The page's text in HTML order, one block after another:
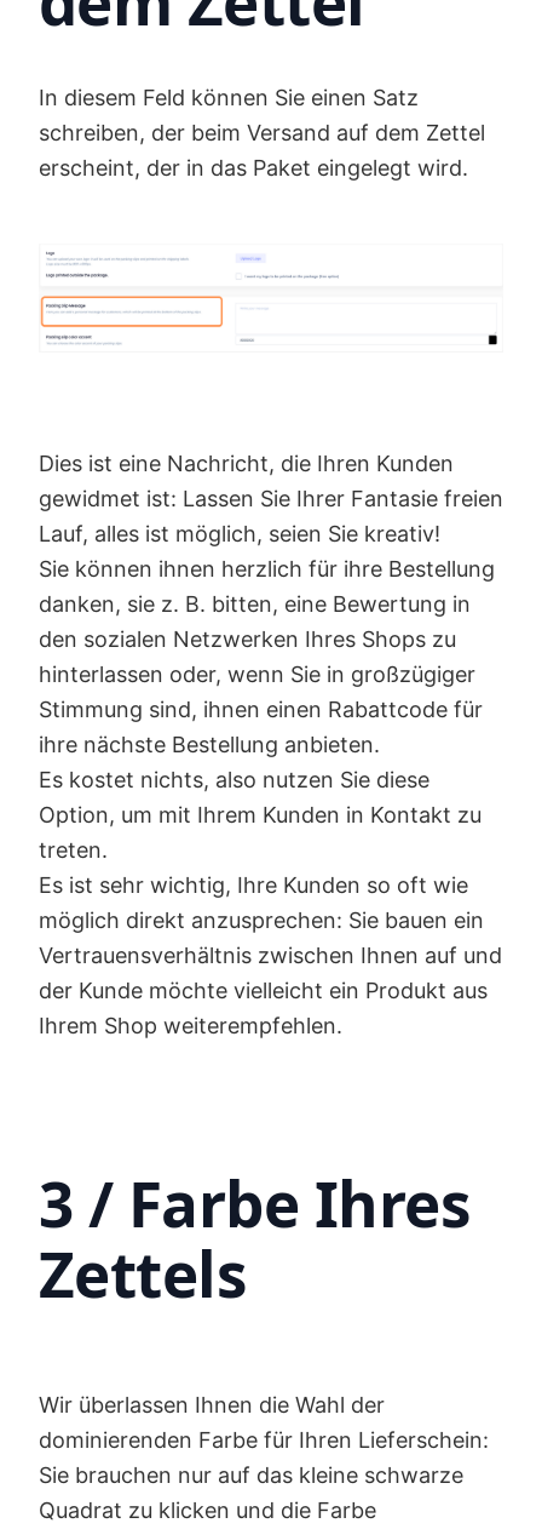
In diesem Feld können Sie einen Satz
schreiben, der beim Versand auf dem Zettel
erscheint, der in das Paket eingelegt wird.
Dies ist eine Nachricht, die Ihren Kunden
gewidmet ist: Lassen Sie Ihrer Fantasie freien
Lauf, alles ist möglich, seien Sie kreativ!
Sie können ihnen herzlich für ihre Bestellung
danken, sie z. B. bitten, eine Bewertung in
den sozialen Netzwerken Ihres Shops zu
hinterlassen oder, wenn Sie in großzügiger
Stimmung sind, ihnen einen Rabattcode für
ihre nächste Bestellung anbieten.
Es kostet nichts, also nutzen Sie diese
Option, um mit Ihrem Kunden in Kontakt zu
treten.
Es ist sehr wichtig, Ihre Kunden so oft wie
möglich direkt anzusprechen: Sie bauen ein
Vertrauensverhältnis zwischen Ihnen auf und
der Kunde möchte vielleicht ein Produkt aus
Ihrem Shop weiterempfehlen.
3 / Farbe Ihres
Zettels
Wir überlassen Ihnen die Wahl der
dominierenden Farbe für Ihren Lieferschein:
Sie brauchen nur auf das kleine schwarze
Quadrat zu klicken und die Farbe